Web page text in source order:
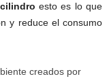
esto es lo que
y reduce el consumo